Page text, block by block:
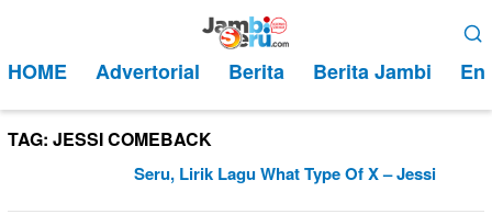
kontenMobile
HOME Advertorial Berita Berita Jambi
TAG: JESSI COMEBACK
Seru, Lirik Lagu What Type Of X – Jessi